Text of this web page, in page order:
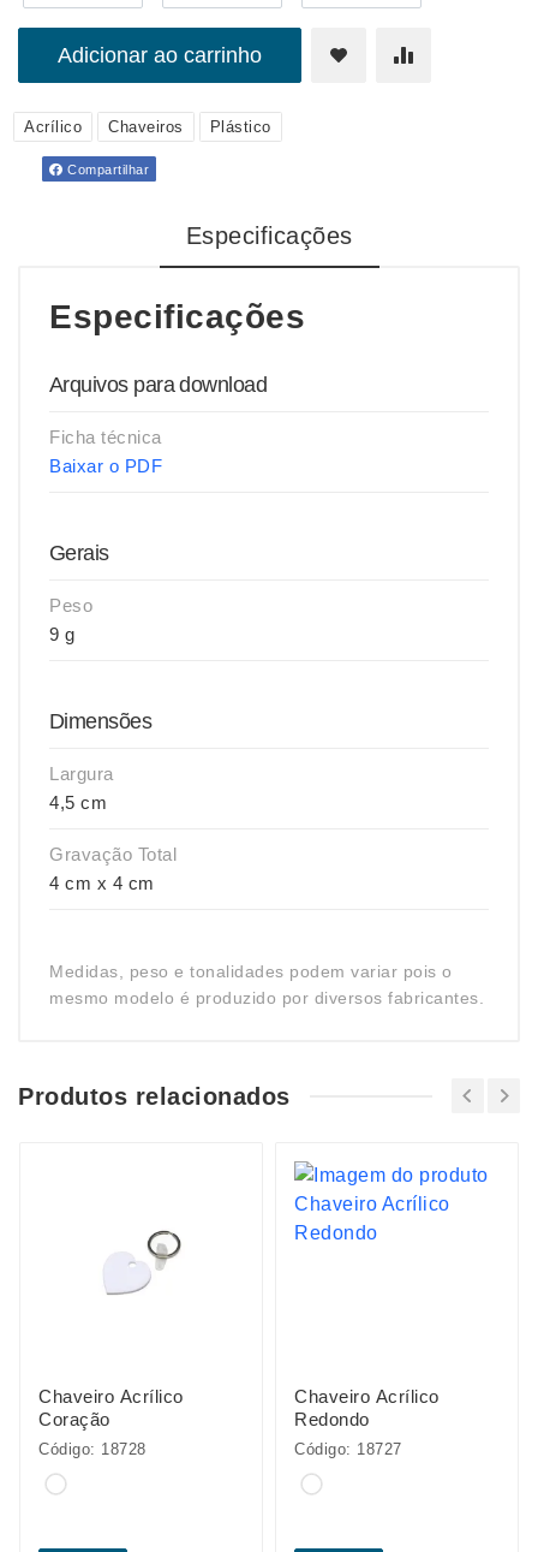
Adicionar ao carrinho
Acrílico Chaveiros Plástico
Compartilhar
Especificações
Especificações
Arquivos para download
Ficha técnica
Baixar o PDF
Gerais
Peso
9 g
Dimensões
Largura
4,5 cm
Gravação Total
4 cm x 4 cm
Medidas, peso e tonalidades podem variar pois o
mesmo modelo é produzido por diversos fabricantes.
Produtos relacionados
Chaveiro Acrílico
Coração
Código: 18728
Chaveiro Acrílico
Redondo
Código: 18727